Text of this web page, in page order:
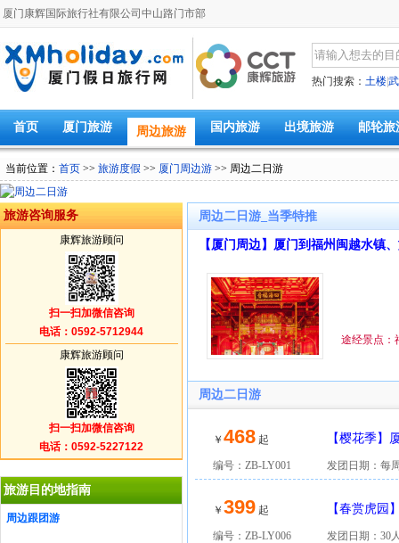
厦门康辉国际旅行社有限公司中山路门市部
热门搜索： 土楼
首页 厦门旅游 周边旅游 国内旅游 出境旅游 邮轮旅
当前位置： 首页 >> 旅游度假 >> 厦门周边游 >> 周边二日游
旅游咨询服务
康辉旅游顾问
扫一扫加微信咨询
电话：0592-5712944
康辉旅游顾问
扫一扫加微信咨询
电话：0592-5227122
旅游目的地指南
周边跟团游
周边二日游_当季特推
【厦门周边】厦门到福州闽越水镇
途经景点：
周边二日游
￥ 468 起 【樱花季】
编号：ZB-LY001 发团日期：每
￥ 399 起
【春赏虎园
游
编号：ZB-LY006 发团日期：30